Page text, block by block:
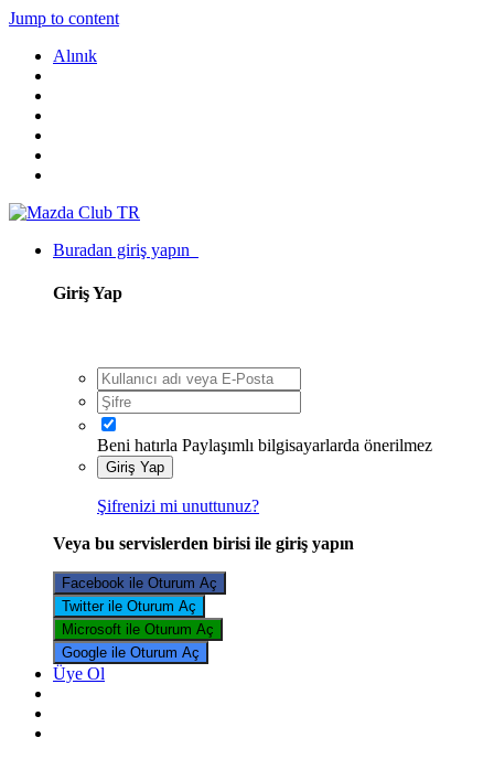
Jump to content
Alınık
Buradan giriş yapın
Giriş Yap
Beni hatırla Paylaşımlı bilgisayarlarda önerilmez
Giriş Yap
Şifrenizi mi unuttunuz?
Veya bu servislerden birisi ile giriş yapın
Facebook ile Oturum Aç
Twitter ile Oturum Aç
Microsoft ile Oturum Aç
Google ile Oturum Aç
Üye Ol